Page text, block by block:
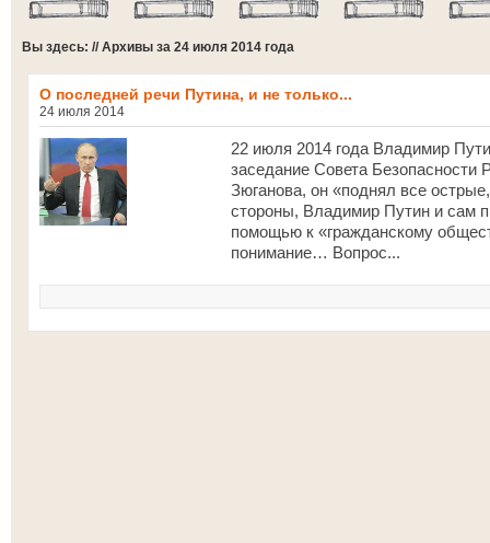
Вы здесь: // Архивы за 24 июля 2014 года
О последней речи Путина, и не только...
24 июля 2014
22 июля 2014 года Владимир
заседание Совета Безопасности
Зюганова, он «поднял все
стороны, Владимир Путин и сам
помощью к «гражданскому
понимание… Вопрос...